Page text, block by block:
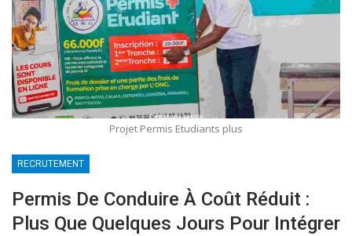
Projet Permis Etudiants plus
RECRUTEMENT
Permis De Conduire À Coût Réduit :
Plus Que Quelques Jours Pour Intégrer